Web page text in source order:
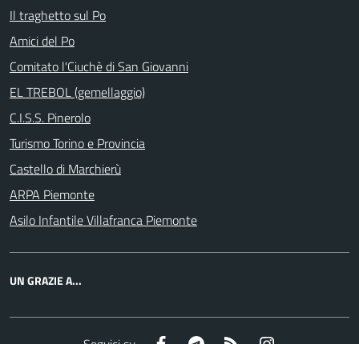
Il traghetto sul Po
Amici del Po
Comitato l'Ciuchè di San Giovanni
EL TREBOL (gemellaggio)
C.I.S.S. Pinerolo
Turismo Torino e Provincia
Castello di Marchierù
ARPA Piemonte
Asilo Infantile Villafranca Piemonte
UN GRAZIE A...